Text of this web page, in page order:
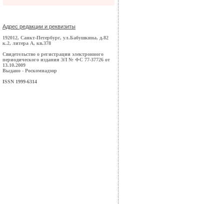
Адрес редакции и реквизиты
192012, Санкт-Петербург, ул.Бабушкина, д.82
к.2, литера А, кв.378
Свидетельство о регистрации электронного
периодического издания ЭЛ № ФС 77-37726 от
13.10.2009
Выдано - Роскомнадзор
ISSN 1999-6314